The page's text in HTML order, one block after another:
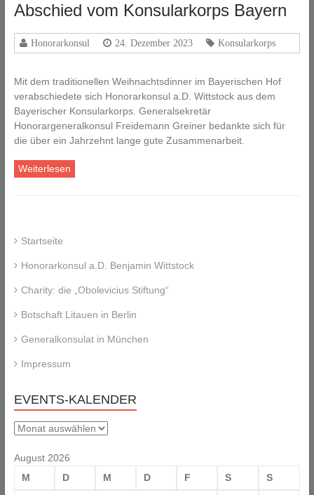
Abschied vom Konsularkorps Bayern
Honorarkonsul 24. Dezember 2023 Konsularkorps
Mit dem traditionellen Weihnachtsdinner im Bayerischen Hof
verabschiedete sich Honorarkonsul a.D. Wittstock aus dem
Bayerischer Konsularkorps. Generalsekretär
Honorargeneralkonsul Freidemann Greiner bedankte sich für
die über ein Jahrzehnt lange gute Zusammenarbeit.
Weiterlesen
Startseite
Honorarkonsul a.D. Benjamin Wittstock
Charity: die „Obolevicius Stiftung“
Botschaft Litauen in Berlin
Generalkonsulat in München
Impressum
EVENTS-KALENDER
Events-
August 2026
M
D M D F S S